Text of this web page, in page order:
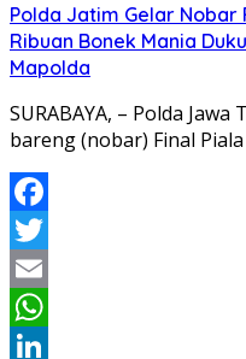
Polda Jatim Gelar Nobar
Ribuan Bonek Mania
Mapolda
SURABAYA, – Polda
bareng (nobar) Final
Facebook
Twitter
Email
WhatsApp